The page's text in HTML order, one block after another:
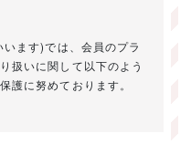
ます)では、会員のプラ
扱いに関して以下のよう
護に努めております。